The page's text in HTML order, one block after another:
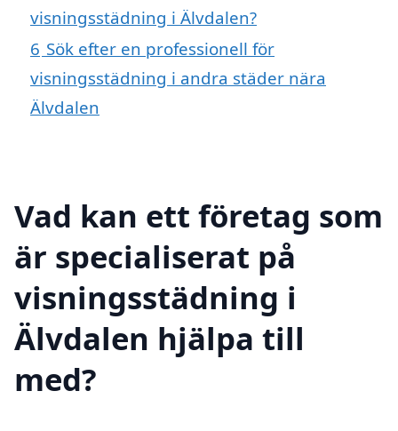
visningsstädning i Älvdalen?
6 Sök efter en professionell för
visningsstädning i andra städer nära
Älvdalen
Vad kan ett företag som
är specialiserat på
visningsstädning i
Älvdalen hjälpa till
med?